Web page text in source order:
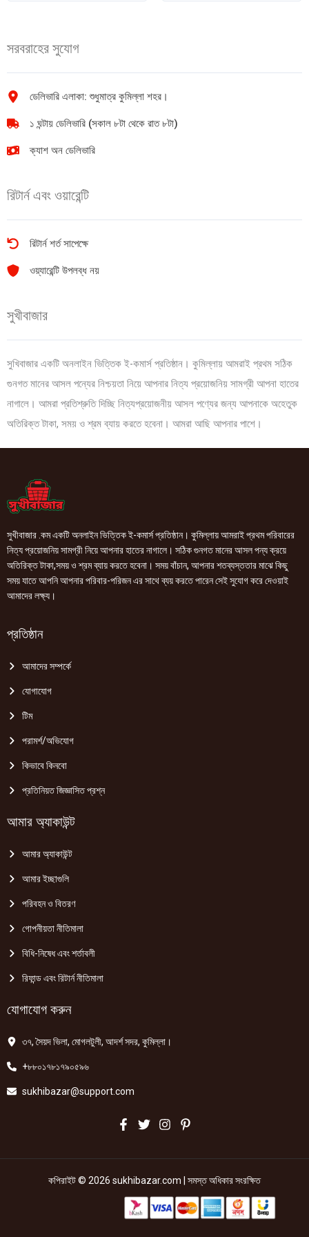
সরবরাহের সুযোগ
ডেলিভারি এলাকা: শুধুমাত্র কুমিল্লা শহর।
১ ঘন্টায় ডেলিভারি (সকাল ৮টা থেকে রাত ৮টা)
ক্যাশ অন ডেলিভারি
রিটার্ন এবং ওয়ারেন্টি
রিটার্ন শর্ত সাপেক্ষে
ওয়্যারেন্টি উপলব্ধ নয়
সুখীবাজার
সুখিবাজার একটি অনলাইন ভিত্তিক ই-কমার্স প্রতিষ্ঠান। কুমিল্লায় আমরাই প্রথম সঠিক
গুনগত মানের আসল পন্যের নিশ্চয়তা নিয়ে আপনার নিত্য প্রয়োজনিয় সামগ্রী আপনা হাতের
নাগালে। আমরা প্রতিশ্রুতি দিচ্ছি নিত্যপ্রয়োজনীয় আসল পণ্যের জন্য আপনাকে অহেতুক
অতিরিক্ত টাকা, সময় ও শ্রম ব্যায় করতে হবেনা। আমরা আছি আপনার পাশে।
সুখীবাজার .কম একটি অনলাইন ভিত্তিক ই-কমার্স প্রতিষ্ঠান। কুমিল্লায় আমরাই প্রথম পরিবারের
নিত্য প্রয়োজনিয় সামগ্রী নিয়ে আপনার হাতের নাগালে। সঠিক গুনগত মানের আসল পন্য ক্রয়ে
অতিরিক্ত টাকা,সময় ও শ্রম ব্যায় করতে হবেনা। সময় বাঁচান, আপনার শতব্যস্ততার মাঝে কিছু
সময় যাতে আপনি আপনার পরিবার-পরিজন এর সাথে ব্যয় করতে পারেন সেই সুযোগ করে দেওয়াই
আমাদের লক্ষ্য।
প্রতিষ্ঠান
আমাদের সম্পর্কে
যোগাযোগ
টিম
পরামর্শ/অভিযোগ
কিভাবে কিনবো
প্রতিনিয়ত জিজ্ঞাসিত প্রশ্ন
আমার অ্যাকাউন্ট
আমার অ্যাকাউন্ট
আমার ইচ্ছাগুলি
পরিবহন ও বিতরণ
গোপনীয়তা নীতিমালা
বিধি-নিষেধ এবং শর্তাবলী
রিফান্ড এবং রিটার্ন নীতিমালা
যোগাযোগ করুন
৩৭, সৈয়দ ভিলা, মোগলটুলী, আদর্শ সদর, কুমিল্লা।
+৮৮০১৭৮১৭৯০৫৯৬
sukhibazar@support.com
কপিরাইট © 2026 sukhibazar.com | সমস্ত অধিকার সংরক্ষিত